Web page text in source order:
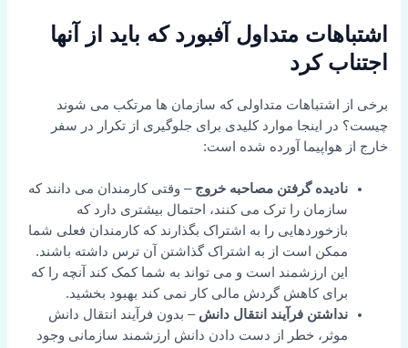
اشتباهات متداول آفبورد که باید از آنها
اجتناب کرد
برخی از اشتباهات متداولی که سازمان ها مرتکب می شوند
چیست؟ در اینجا موارد کلیدی برای جلوگیری از تکرار در سفر
خارج از هواپیما آورده شده است:
نادیده گرفتن مصاحبه خروج – وقتی کارمندان می دانند که
سازمان را ترک می کنند، احتمال بیشتری دارد که
بازخوردهایی را به اشتراک بگذارند که کارمندان فعلی شما
ممکن است از به اشتراک گذاشتن آن ترس داشته باشند.
این ارزشمند است و می تواند به شما کمک کند آنچه را که
برای کاهش گردش مالی کار نمی کند بهبود بخشید.
نداشتن فرآیند انتقال دانش – بدون فرآیند انتقال دانش
موثر، خطر از دست دادن دانش ارزشمند سازمانی وجود